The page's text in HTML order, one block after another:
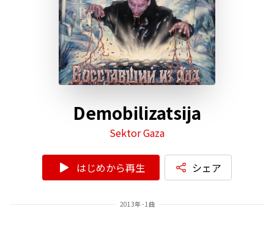
Demobilizatsija
Sektor Gaza
はじめから再生 シェア
2013年 - 1曲